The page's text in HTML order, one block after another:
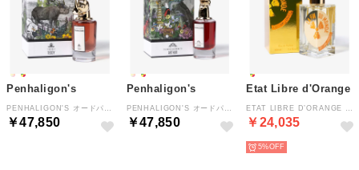
Penhaligon's
￥47,850
Penhaligon's
￥47,850
Etat Libre d'Orange
￥24,035
5%